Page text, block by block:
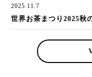
2025.11.7
世界お茶まつり2025秋